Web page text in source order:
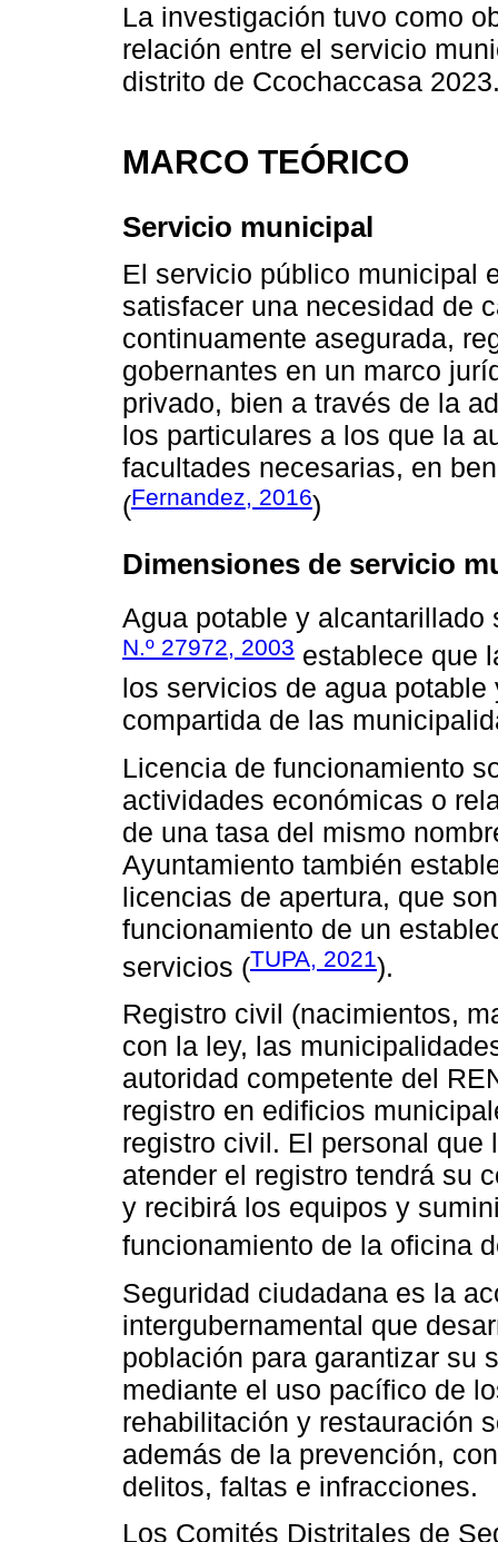
La investigación tuvo como
relación entre el servicio
distrito de Ccochaccasa
MARCO TEÓRICO
Servicio municipal
El servicio público municipal
satisfacer una necesidad de
continuamente asegurada,
gobernantes en un marco
privado, bien a través de la
los particulares a los que la
facultades necesarias, en
(Fernandez, 2016)
Dimensiones de servicio
Agua potable y
N.º 27972, 2003 establece que
los servicios de agua
compartida de las
Licencia de funcionamiento
actividades económicas o
de una tasa del mismo
Ayuntamiento también
licencias de apertura, que
funcionamiento de un
servicios (TUPA, 2021).
Registro civil (nacimientos,
con la ley, las
autoridad competente del
registro en edificios
registro civil. El personal que
atender el registro tendrá su
y recibirá los equipos y
funcionamiento de la oficina
Seguridad ciudadana es la
intergubernamental que
población para garantizar su
mediante el uso pacífico de
rehabilitación y restauración
además de la prevención,
delitos, faltas e infracciones.
Los Comités Distritales de